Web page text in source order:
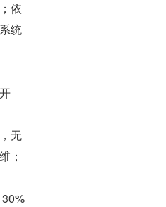
依
统
无
；